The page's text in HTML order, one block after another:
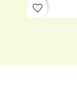
favorite_border